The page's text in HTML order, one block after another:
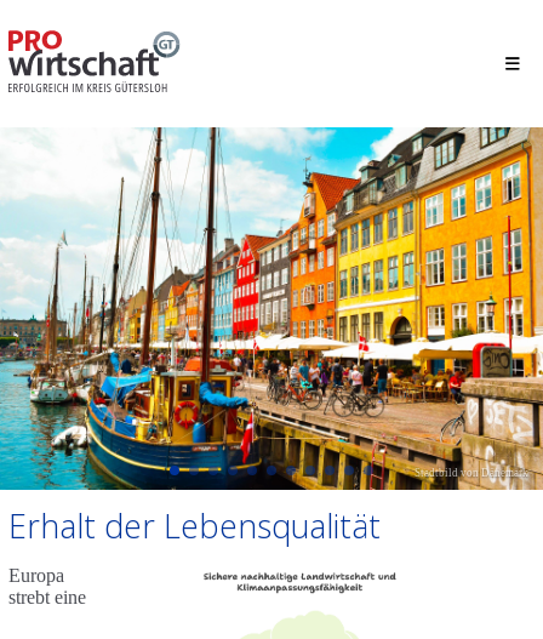
Stadtbild von Dänemark
Erhalt der Lebensqualität
Europa
strebt eine